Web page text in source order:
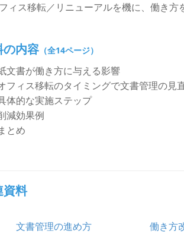
フィス移転／リニューアルを機に、働き方
の内容 （全14ページ）
書が働き方に与える影響
ィス移転のタイミングで文書管理の見
的な実施ステップ
効果例
とめ
資料
文書管理の進め方
働き方